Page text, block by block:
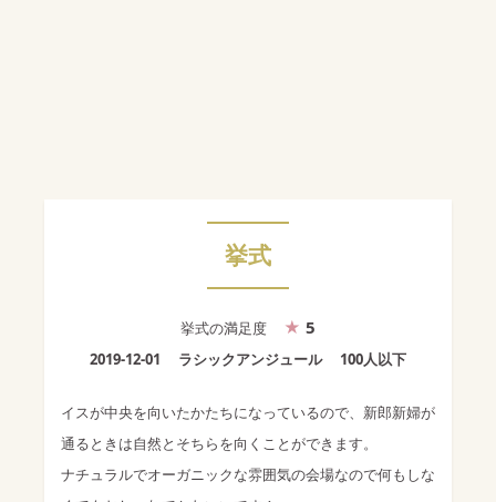
挙式
挙式の満足度 5
2019-12-01 ラシックアンジュール 100人以下
イスが中央を向いたかたちになっているので、新郎新婦が
通るときは自然とそちらを向くことができます。
ナチュラルでオーガニックな雰囲気の会場なので何もしな